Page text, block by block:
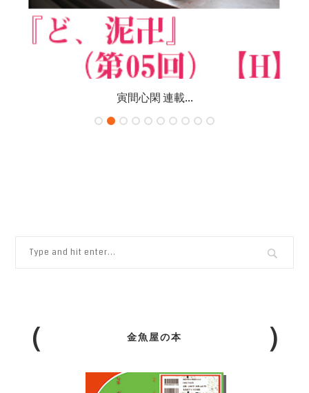
寅間心閑 連載...
金魚屋の本